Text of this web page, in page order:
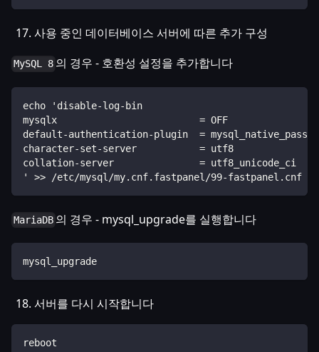
사용 중인 데이터베이스 서버에 따른 추가 구성
MySQL 8 의 경우 - 호환성 설정을 추가합니다
echo 'disable-log-bin
mysqlx                         = OFF
default-authentication-plugin  =
character-set-server           = utf8
collation-server               = utf8_unicode_ci
' >> /etc/mysql/my.cnf.fastpanel/99-fastpanel.cnf
MariaDB 의 경우 - mysql_upgrade를 실행합니다
mysql_upgrade
서버를 다시 시작합니다
reboot